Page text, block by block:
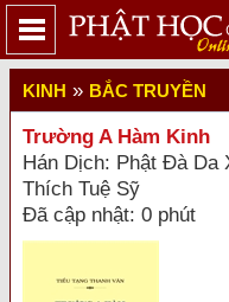
KINH » BẮC TRUYỀN
Trường A Hàm Kinh
Hán Dịch: Phật Ðà Da
Thích Tuệ Sỹ
Đã cập nhật: 0 phút